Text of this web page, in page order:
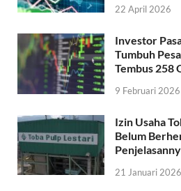
22 April 2026
Investor
Tumbuh
Tembus 258
9 Februari 2026
Izin Usaha
Belum
21 Januari 2026